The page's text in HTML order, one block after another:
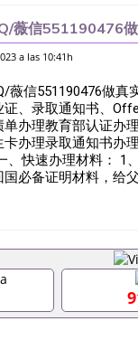
薇信551190476
业证明书、结业
a las 10:41h
薇信551190476做
、录取通知书、
办理教育部认证办
办理录取通知书办
、快速办理材料： 1
必备证明材料，给
成绩单，学校，专
/国企假的毕业证
在国内能用吗, 挂科
历认证吗,您是否因
您是否因没
551190476找工作